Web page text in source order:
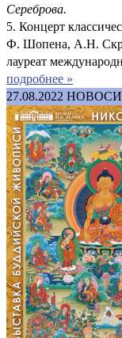
Сереброва.
5. Концерт
Ф. Шопена, А.Н.
лауреат
подробнее »
27.08.2022